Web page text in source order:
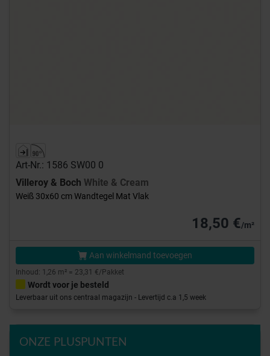
Art-Nr.: 1586 SW00 0
Villeroy & Boch White & Cream
Weiß 30x60 cm Wandtegel Mat Vlak
18,50 €/m²
Aan winkelmand toevoegen
Inhoud: 1,26 m² = 23,31 €/Pakket
Wordt voor je besteld
Leverbaar uit ons centraal magazijn - Levertijd c.a 1,5 week
ONZE PLUSPUNTEN